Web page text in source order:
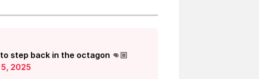
step back in the octagon 👊🏼
2025